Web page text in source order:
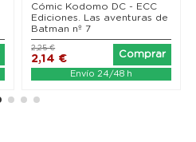
Cómic Kodomo DC - ECC
Ediciones. Las aventuras de
Batman nº 7
2,14 €
2,25 €
Comprar
Envío 24/48 h